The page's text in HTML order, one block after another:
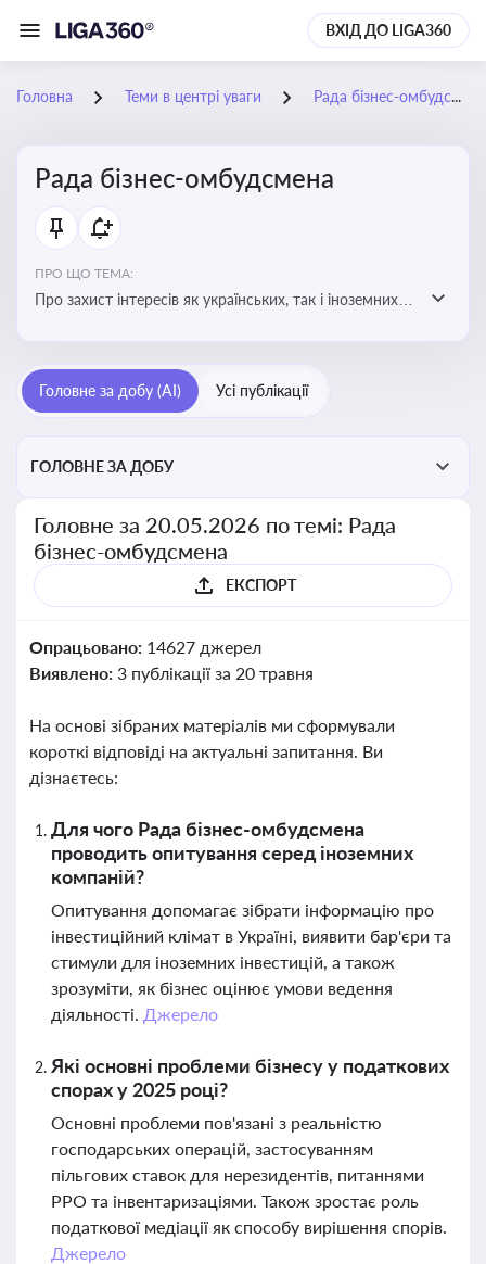
ВХІД ДО LIGA360
Головна Теми в центрі уваги Рада бізнес-омбудсмена
Рада бізнес-омбудсмена
ПРО ЩО ТЕМА:
Про захист інтересів як українських, так і іноземних
Головне за добу (AI) Усі публікації
ГОЛОВНЕ ЗА ДОБУ
Головне за 20.05.2026 по темі: Рада
бізнес-омбудсмена
ЕКСПОРТ
Опрацьовано: 14627 джерел
Виявлено: 3 публікації за 20 травня
На основі зібраних матеріалів ми сформували
короткі відповіді на актуальні запитання. Ви
дізнаєтесь:
Для чого Рада бізнес-омбудсмена
проводить опитування серед іноземних
компаній?
Опитування допомагає зібрати інформацію про
інвестиційний клімат в Україні, виявити бар'єри та
стимули для іноземних інвестицій, а також
зрозуміти, як бізнес оцінює умови ведення
діяльності. Джерело
Які основні проблеми бізнесу у податкових
спорах у 2025 році?
Основні проблеми пов'язані з реальністю
господарських операцій, застосуванням
пільгових ставок для нерезидентів, питаннями
РРО та інвентаризаціями. Також зростає роль
податкової медіації як способу вирішення спорів.
Джерело